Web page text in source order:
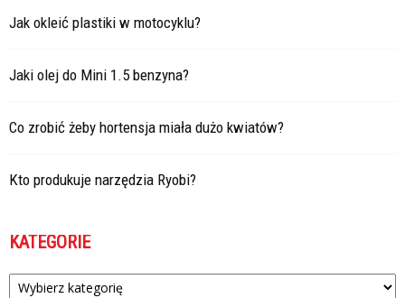
Jak okleić plastiki w motocyklu?
Jaki olej do Mini 1.5 benzyna?
Co zrobić żeby hortensja miała dużo kwiatów?
Kto produkuje narzędzia Ryobi?
KATEGORIE
Kategorie